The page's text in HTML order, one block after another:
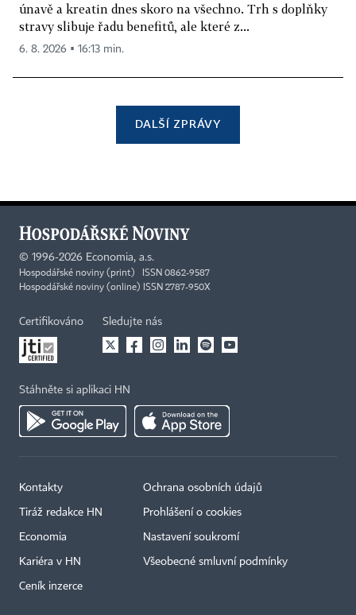
únavě a kreatin dnes skoro na všechno. Trh s doplňky
stravy slibuje řadu benefitů, ale které z...
6. 8. 2026 ▪ 16:13 min.
DALŠÍ ZPRÁVY
© 1996-2026 Economia, a.s.
Hospodářské noviny (print) ISSN 0862-9587
Hospodářské noviny (online) ISSN 2787-950X
Certifikováno Sledujte nás
Stáhněte si aplikaci HN
Kontakty
Tiráž redakce HN
Economia
Kariéra v HN
Ceník inzerce
Ochrana osobních údajů
Prohlášení o cookies
Nastavení soukromí
Všeobecné smluvní podmínky